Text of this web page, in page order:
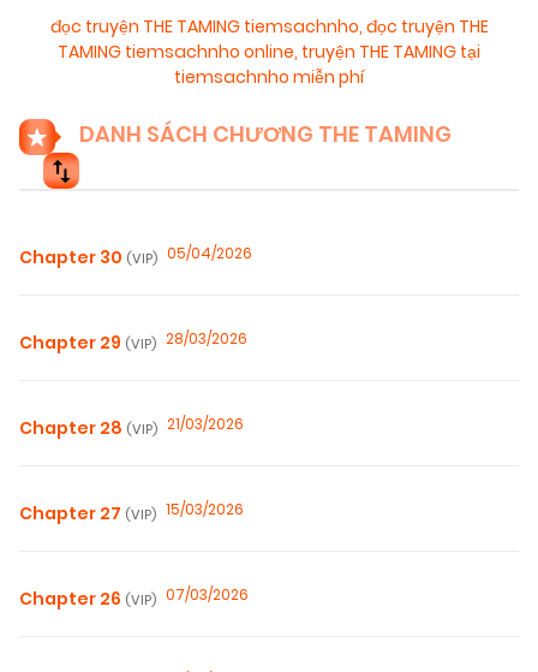
đọc truyện THE TAMING tiemsachnho, đọc truyện THE
TAMING tiemsachnho online, truyện THE TAMING tại
tiemsachnho miễn phí
DANH SÁCH CHƯƠNG THE TAMING
Chapter 30 (VIP) 05/04/2026
Chapter 29 (VIP) 28/03/2026
Chapter 28 (VIP) 21/03/2026
Chapter 27 (VIP) 15/03/2026
Chapter 26 (VIP) 07/03/2026